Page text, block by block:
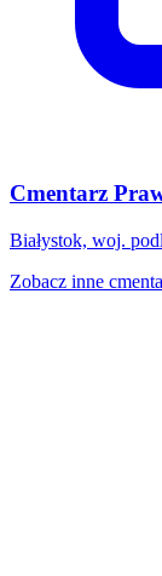
Cmentarz
Białystok, woj.
Zobacz inne